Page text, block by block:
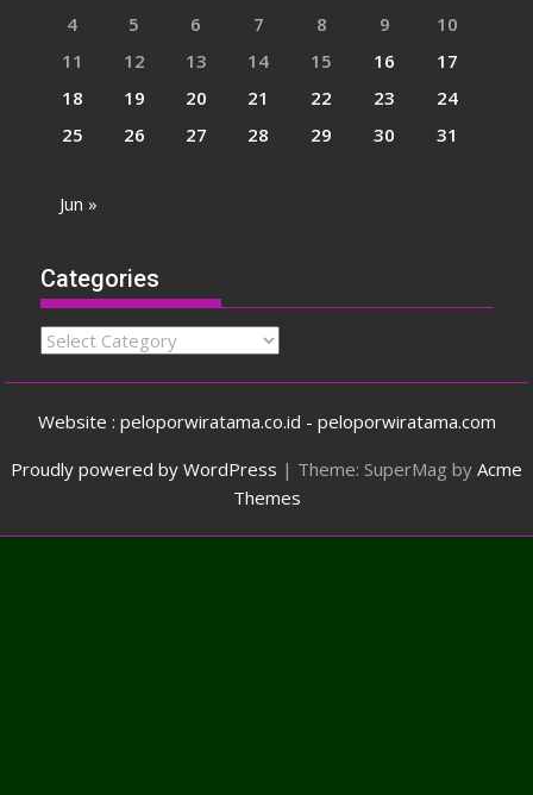
4
5 6 7 8 9
10
11
12 13 14 15 16
17
18
19 20 21 22 23
24
25
26 27 28 29 30 31
Jun »
Categories
Categories
Website : peloporwiratama.co.id - peloporwiratama.com
Proudly powered by WordPress | Theme: SuperMag by Acme
Themes